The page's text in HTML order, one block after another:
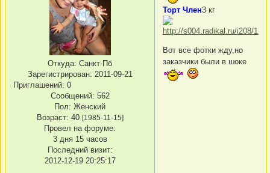
Откуда: Санкт-Пб
Зарегистрирован: 2011-09-21
Приглашений: 0
Сообщений: 562
Пол: Женский
Возраст: 40 [1985-11-15]
Провел на форуме:
3 дня 15 часов
Последний визит:
2012-12-19 20:25:17
Торт Член3 кг
Вот все фотки жду,но
заказчики были в шоке